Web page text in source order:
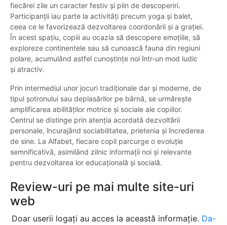
fiecărei zile un caracter festiv și plin de descoperiri.
Participanții iau parte la activități precum yoga și balet,
ceea ce le favorizează dezvoltarea coordonării și a grației.
În acest spațiu, copiii au ocazia să descopere emoțiile, să
exploreze continentele sau să cunoască fauna din regiuni
polare, acumulând astfel cunoștințe noi într-un mod ludic
și atractiv.
Prin intermediul unor jocuri tradiționale dar și moderne, de
tipul șotronului sau deplasărilor pe bârnă, se urmărește
amplificarea abilităților motrice și sociale ale copiilor.
Centrul se distinge prin atenția acordată dezvoltării
personale, încurajând sociabilitatea, prietenia și încrederea
de sine. La Alfabet, fiecare copil parcurge o evoluție
semnificativă, asimilând zilnic informații noi și relevante
pentru dezvoltarea lor educațională și socială.
Review-uri pe mai multe site-uri
web
Doar userii logați au acces la această informație. Da-